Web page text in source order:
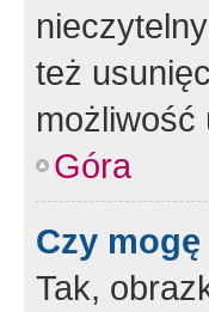
też
możliwość
Góra
Czy
Tak,